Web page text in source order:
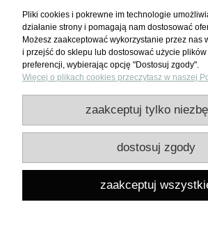
Zakupy
Pomoc
Moje konto
Informacje
Pliki cookies i pokrewne im technologie
działanie strony i pomagają nam dostosować
Możesz zaakceptować wykorzystanie przez nas
i przejść do sklepu lub dostosować użycie
preferencji, wybierając opcję "Dostosuj zgody".
Więcej o plikach cookies przeczytasz w naszej
zaakceptuj tylko
dostosuj zgody
zaakceptuj